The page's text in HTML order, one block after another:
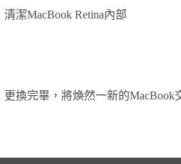
清潔MacBook Retina內部
更換完畢，將煥然一新的MacBook